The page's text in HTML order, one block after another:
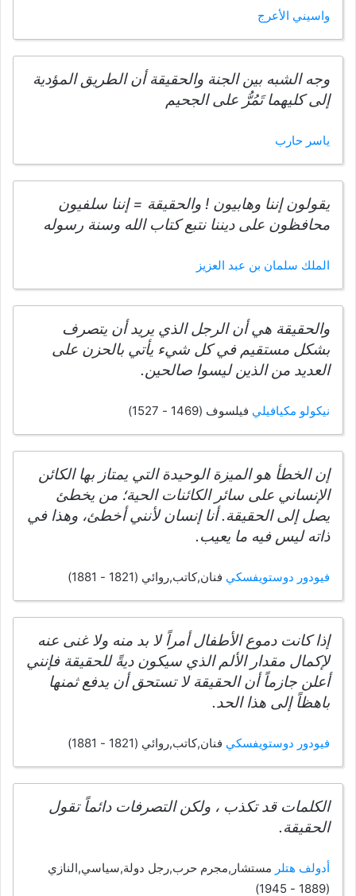
واسيني الأعرج
وجه الشبه بين الجنة والحقيقة أن الطريق المؤدية
إلى كليهما تَمُرُّ على الجحيم
ياسر حارب
يقولون إننا وهابيون ! والحقيقة = إننا سلفيون
محافظون على ديننا نتبع كتاب الله وسنة رسوله
الملك سلمان بن عبد العزيز
والحقيقة هي أن الرجل الذي يريد أن يتصرف
بشكل مستقيم في كل شيء يأتي بالحزن على
العديد من الذين ليسوا صالحين.
نيكولو مكيافيلي فيلسوف (1469 - 1527)
إن الخطأ هو الميزة الوحيدة التي يمتاز بها الكائن
الإنساني على سائر الكائنات الحية؛ من يخطئ
يصل إلى الحقيقة. أنا إنسان لأنني أخطئ، وهذا في
ذاته ليس فيه ما يعيب.
فيودور دوستويفسكي فنان,كاتب,روائي (1821 - 1881)
إذا كانت دموع الأطفال أمراً لا بد منه ولا غنى عنه
لإكمال مقدار الألم الذي سيكون ديةً للحقيقة فإنني
أعلن جازماً أن الحقيقة لا تستحق أن يدفع ثمنها
باهظاً إلى هذا الحد.
فيودور دوستويفسكي فنان,كاتب,روائي (1821 - 1881)
الكلمات قد تكذب ، ولكن التصرفات دائماً تقول
الحقيقة.
أدولف هتلر مستشار,مجرم حرب,رجل دولة,سياسي,النازي
(1889 - 1945)